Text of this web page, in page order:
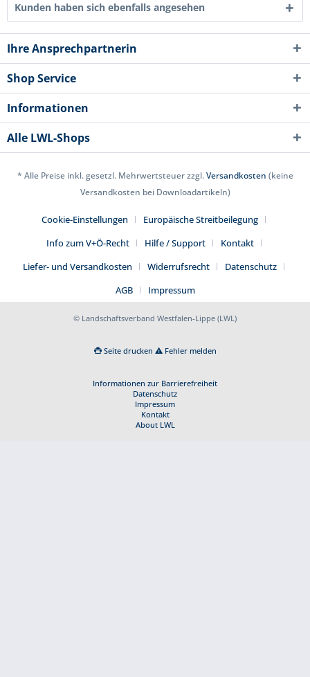
Kunden haben sich ebenfalls angesehen
Ihre Ansprechpartnerin
Shop Service
Informationen
Alle LWL-Shops
* Alle Preise inkl. gesetzl. Mehrwertsteuer zzgl.Versandkosten (keine
Versandkosten bei Downloadartikeln)
Cookie-Einstellungen
Europäische Streitbeilegung
Info zum V+Ö-Recht
Hilfe / Support
Kontakt
Liefer- und Versandkosten
Widerrufsrecht
Datenschutz
AGB
Impressum
© Landschaftsverband Westfalen-Lippe (LWL)
Seite drucken Fehler melden
Informationen zur Barrierefreiheit
Datenschutz
Impressum
Kontakt
About LWL